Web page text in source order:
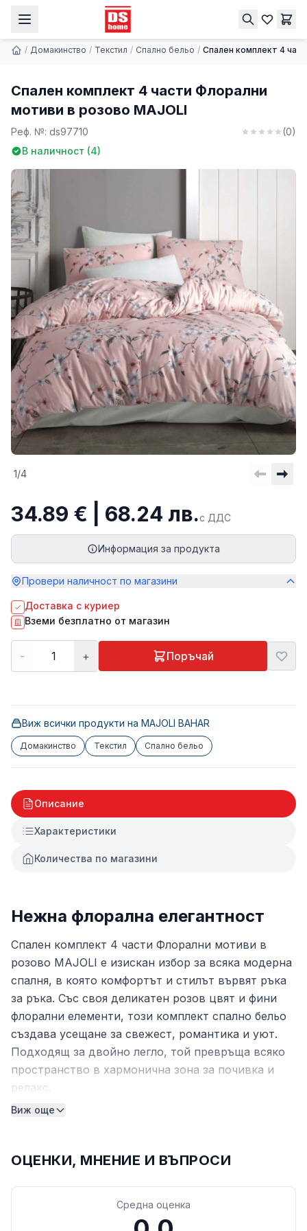
/ Домакинство / Текстил / Спално бельо / Спален комплект 4
Спален комплект 4 части Флорални
мотиви в розово MAJOLI
Реф. №: ds97710 (0)
В наличност (4)
1/4
34.89 € | 68.24 лв.с ДДС
Информация за продукта
Провери наличност по магазини
Доставка с куриер
Вземи безплатно от магазин
- + Поръчай
Виж всички продукти на MAJOLI BAHAR
Домакинство Текстил Спално бельо
Описание
Характеристики
Количества по магазини
Нежна флорална елегантност
Спален комплект 4 части Флорални мотиви в
розово MAJOLI е изискан избор за всяка модерна
спалня, в която комфортът и стилът вървят ръка
за ръка. Със своя деликатен розов цвят и фини
флорални елементи, този комплект спално бельо
създава усещане за свежест, романтика и уют.
Подходящ за двойно легло, той превръща всяко
пространство в хармонична зона за почивка и
релакс.
Качество и комфорт от 100% памук
144 TC, комплектът осигурява мекота и отлична
позволява оптимална циркулация на въздуха,
Виж още
ОЦЕНКИ, МНЕНИЕ И ВЪПРОСИ
Средна оценка
34.89 € | 68.24 лв. Купи